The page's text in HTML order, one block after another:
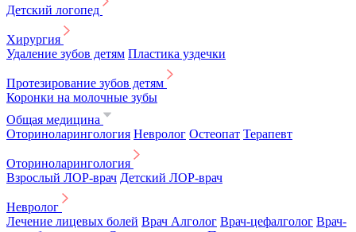
Детский логопед
Хирургия
Удаление зубов детям Пластика уздечки
Протезирование зубов детям
Коронки на молочные зубы
Общая медицина
Оториноларингология Невролог Остеопат Терапевт
Оториноларингология
Взрослый ЛОР-врач Детский ЛОР-врач
Невролог
Лечение лицевых болей Врач Алголог Врач-цефалголог Врач-